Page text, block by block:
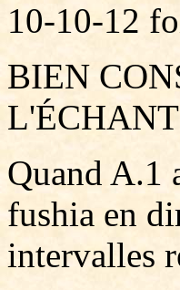
10-10-12
BIEN
Quand A.1
fushia en
intervalles